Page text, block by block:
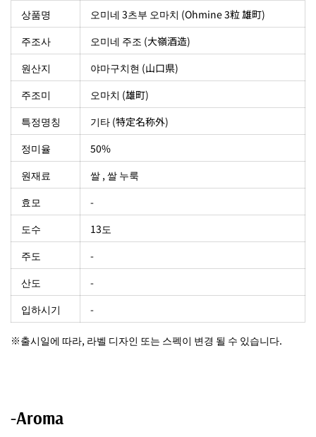
상품명
오미네 3츠부 오마치 (Ohmine 3粒 雄町)
주조사
오미네 주조 (大嶺酒造)
원산지
야마구치현 (山口県)
주조미
오마치 (雄町)
특정명칭
기타 (特定名称外)
정미율
50%
원재료
쌀 , 쌀 누룩
효모
-
도수
13도
주도
-
산도
-
입하시기
-
※출시일에 따라, 라벨 디자인 또는 스펙이 변경 될 수 있습니다.
-Aroma